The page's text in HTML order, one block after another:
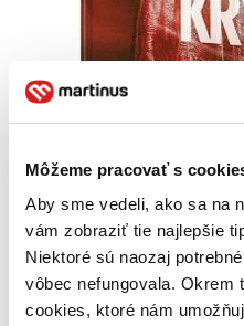
Môžeme pracovať s
Aby sme vedeli, ako sa na
vám zobraziť tie najlepšie
Niektoré sú naozaj
vôbec nefungovala. Okrem
cookies, ktoré nám
Volanie krvi
Michala Ries
Dávna kliatba jej chce vziať
prekonať hranice času a
Kniha pevná väzba